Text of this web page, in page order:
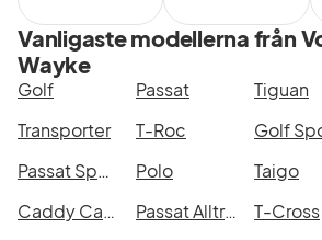
kontantinsats
och får allt
på en
månadsfaktura.
Enkelt. För
att vi är
Volkswagen.
Vanligaste modellerna från
Wayke
Golf Passat Tiguan
Transporter
T-Roc
Passat Sportscombi
Polo Taigo
Caddy Cargo Maxi
Passat Alltrack T-Cross